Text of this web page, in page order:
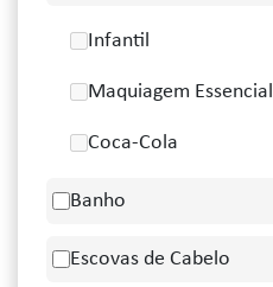
Infantil
Maquiagem Essencial
Coca-Cola
Banho
Escovas de Cabelo